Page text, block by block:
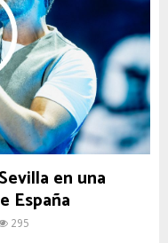
en una
España
295